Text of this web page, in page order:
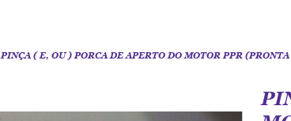
PINÇA ( E, OU ) PORCA DE APERTO DO MOTOR PPR